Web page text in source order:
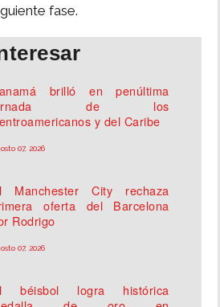
fase.
brilló en penúltima
de los
y del Caribe
07, 2026
Manchester City rechaza
oferta del Barcelona
Rodrigo
07, 2026
béisbol logra histórica